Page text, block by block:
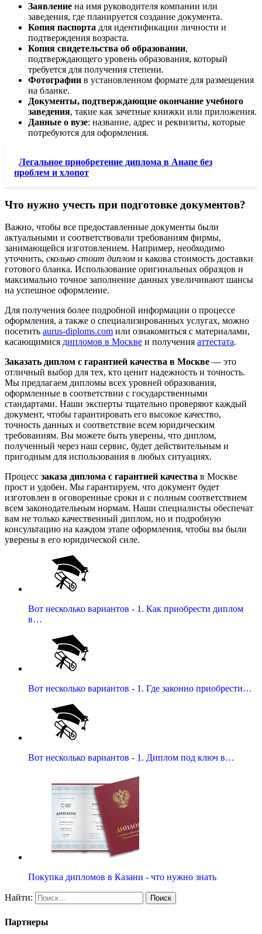
Заявление на имя руководителя компании или
заведения, где планируется создание документа.
Копия паспорта для идентификации личности и
подтверждения возраста.
Копия свидетельства об образовании,
подтверждающего уровень образования, который
требуется для получения степени.
Фотографии в установленном формате для размещения
на бланке.
Документы, подтверждающие окончание учебного
заведения, такие как зачетные книжки или приложения.
Данные о вузе: название, адрес и реквизиты, которые
потребуются для оформления.
Легальное приобретение диплома в Анапе без
проблем и хлопот
Что нужно учесть при подготовке документов?
Важно, чтобы все предоставленные документы были
актуальными и соответствовали требованиям фирмы,
занимающейся изготовлением. Например, необходимо
уточнить, сколько стоит диплом и какова стоимость доставки
готового бланка. Использование оригинальных образцов и
максимально точное заполнение данных увеличивают шансы
на успешное оформление.
Для получения более подробной информации о процессе
оформления, а также о специализированных услугах, можно
посетить aurus-diploms.com или ознакомиться с материалами,
касающимися дипломов в Москве и получения аттестата.
Заказать диплом с гарантией качества в Москве — это
отличный выбор для тех, кто ценит надежность и точность.
Мы предлагаем дипломы всех уровней образования,
оформленные в соответствии с государственными
стандартами. Наши эксперты тщательно проверяют каждый
документ, чтобы гарантировать его высокое качество,
точность данных и соответствие всем юридическим
требованиям. Вы можете быть уверены, что диплом,
полученный через наш сервис, будет действительным и
пригодным для использования в любых ситуациях.
Процесс заказа диплома с гарантией качества в Москве
прост и удобен. Мы гарантируем, что документ будет
изготовлен в оговоренные сроки и с полным соответствием
всем законодательным нормам. Наши специалисты обеспечат
вам не только качественный диплом, но и подробную
консультацию на каждом этапе оформления, чтобы вы были
уверены в его юридической силе.
Вот несколько вариантов - 1. Как приобрести диплом
в…
Вот несколько вариантов - 1. Где законно приобрести…
Вот несколько вариантов - 1. Диплом под ключ в…
Покупка дипломов в Казани - что нужно знать
Найти:
Партнеры